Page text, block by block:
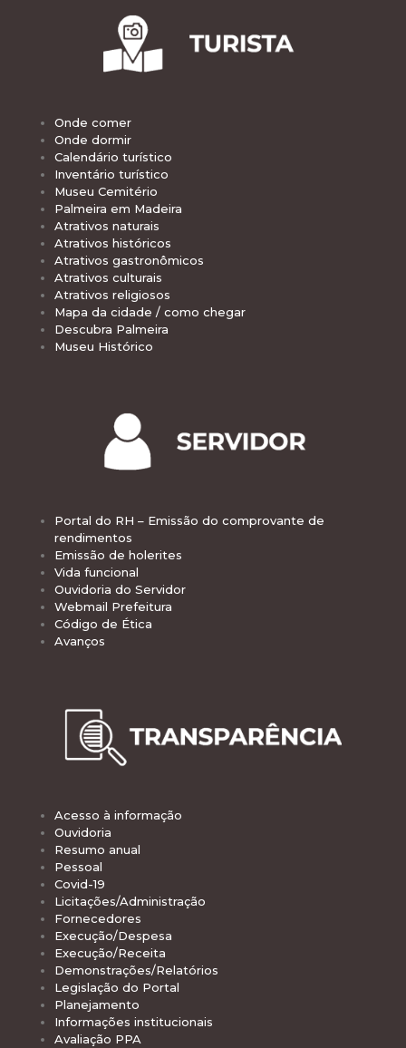
Onde comer
Onde dormir
Calendário turístico
Inventário turístico
Museu Cemitério
Palmeira em Madeira
Atrativos naturais
Atrativos históricos
Atrativos gastronômicos
Atrativos culturais
Atrativos religiosos
Mapa da cidade / como chegar
Descubra Palmeira
Museu Histórico
Portal do RH – Emissão do comprovante de
rendimentos
Emissão de holerites
Vida funcional
Ouvidoria do Servidor
Webmail Prefeitura
Código de Ética
Avanços
Acesso à informação
Ouvidoria
Resumo anual
Pessoal
Covid-19
Licitações/Administração
Fornecedores
Execução/Despesa
Execução/Receita
Demonstrações/Relatórios
Legislação do Portal
Planejamento
Informações institucionais
Avaliação PPA